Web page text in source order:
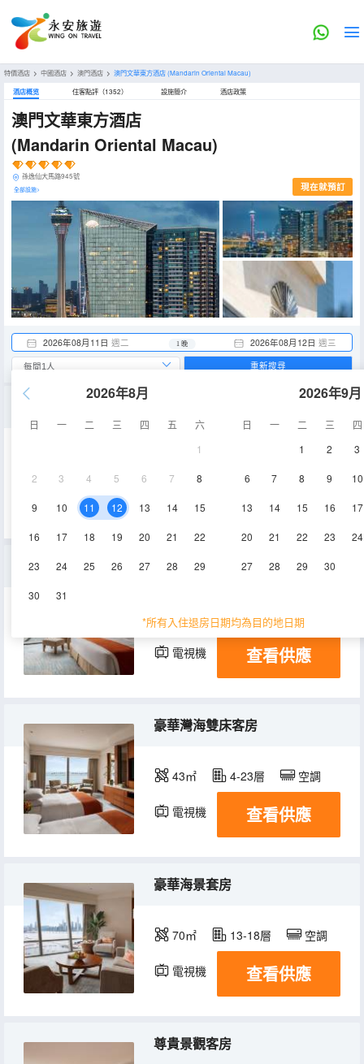
特價酒店 > 中國酒店 > 澳門酒店 > 澳門文華東方酒店(Mandarin Oriental Macau)
酒店概览 住客點評（1352） 設施簡介 酒店政策
澳門文華東方酒店
(Mandarin Oriental Macau)
孫逸仙大馬路945號
全部設施> 現在就預訂
2026年08月11日 週二 2026年08月12日 週三
1 晚
2026年8月
日 一 二 三 四 五
六
1
2 3 4 5 6 7 8
9 10 11 12 13 14 15
16 17 18 19 20 21 22
23 24 25 26 27 28 29
30 31
2026年9月
日 一 二 三
四
1
2 3
6 7 8 9 10
13 14 15 16 17
20 21 22 23 24
27 28 29 30
*所有入住退房日期均為目的地日期
重新搜尋
電視機
豪華湖景大床客房
43㎡ 4-23層 空調
電視機 冰箱
查看供應
豪華灣海雙床客房
43㎡ 4-23層 空調
電視機 冰箱
查看供應
豪華海景套房
70㎡ 13-18層 空調
電視機 冰箱
查看供應
尊貴景觀客房